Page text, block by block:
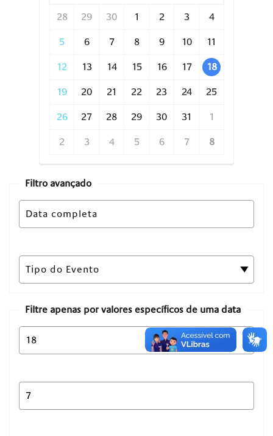
28 29 30 1 2 3 4
5 6 7 8 9 10 11
12 13 14 15 16 17 18
19 20 21 22 23 24 25
26 27 28 29 30 31 1
2 3 4 5 6 7 8
Filtro avançado
Filtre apenas por valores específicos de uma data